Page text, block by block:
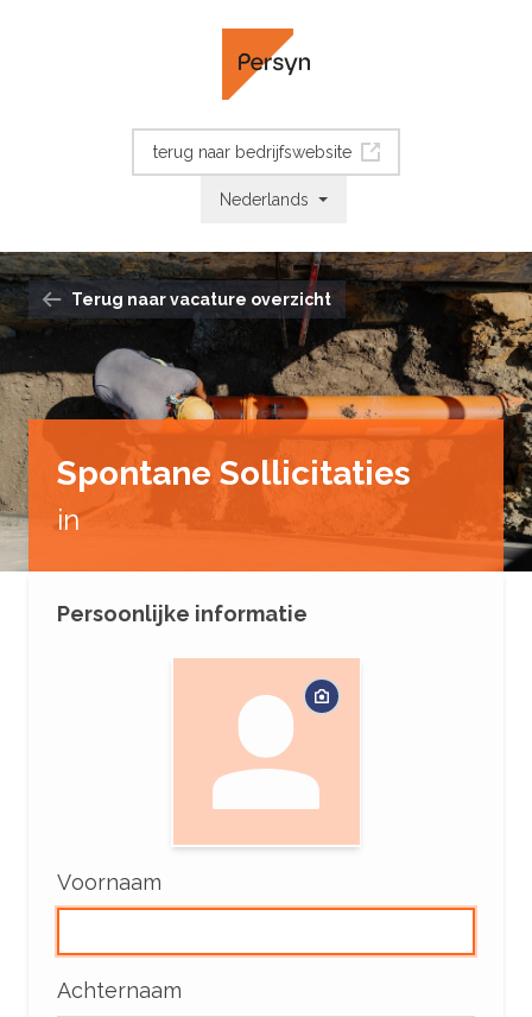
terug naar bedrijfswebsite
Nederlands
Terug naar vacature overzicht
Spontane Sollicitaties
in
Persoonlijke informatie
Voornaam
Achternaam